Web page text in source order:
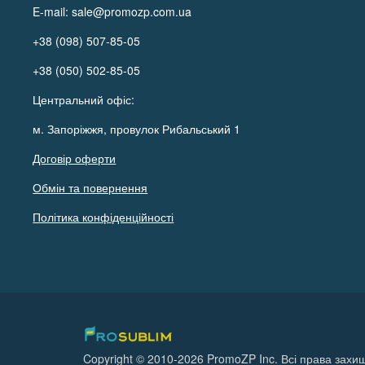
E-mail:sale@promozp.com.ua
+38 (098) 507-85-05
+38 (050) 502-85-05
Центральний офіс:
м. Запоріжжя, провулок Рибальський 1
Договір оферти
Обмін та повернення
Політика конфіденційності
Copyright © 2010-2026 PromoZP Inc. Всі права